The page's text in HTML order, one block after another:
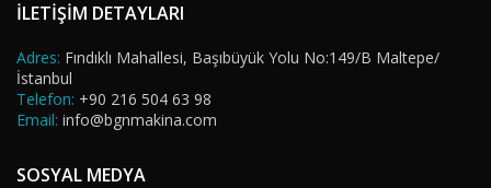
İLETİŞİM DETAYLARI
Adres: Fındıklı Mahallesi, Başıbüyük Yolu No:149/B Maltepe/
İstanbul
Telefon: +90 216 504 63 98
Email: info@bgnmakina.com
SOSYAL MEDYA